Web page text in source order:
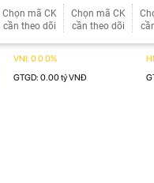
Chọn mã CK
cần theo dõi
Chọn mã CK
cần theo dõi